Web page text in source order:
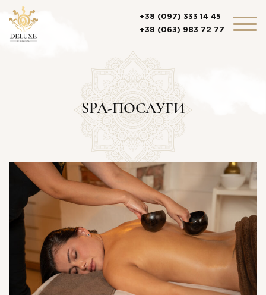
+38 (097) 333 14 45
+38 (063) 983 72 77
SPA-ПОСЛУГИ